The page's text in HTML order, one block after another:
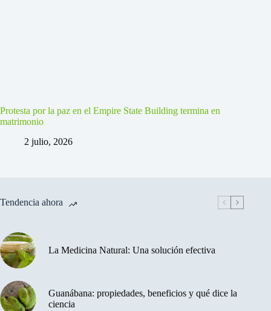
Protesta por la paz en el Empire State Building termina en
matrimonio
2 julio, 2026
Tendencia ahora
La Medicina Natural: Una solución efectiva
Guanábana: propiedades, beneficios y qué dice la
ciencia